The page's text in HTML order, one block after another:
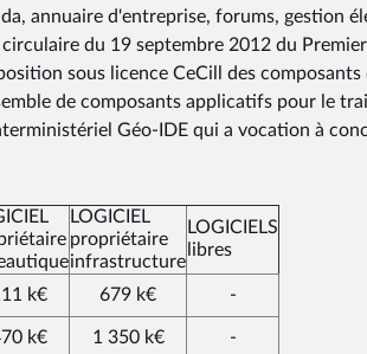
annuaire d'entreprise, forums, gestion
du 19 septembre 2012 du
sous licence CeCill des
de composants applicatifs pour le
Géo-IDE qui a vocation à
LOGICIEL
propriétaire
infrastructure
LOGICIELS
libres
k€ 679 k€ -
k€ 1 350 k€ -